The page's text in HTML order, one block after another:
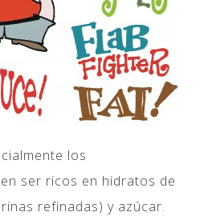
los
ser ricos en hidratos de
refinadas) y azúcar.